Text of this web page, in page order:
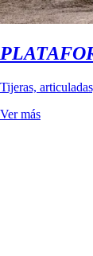
Tijeras,
Ver más